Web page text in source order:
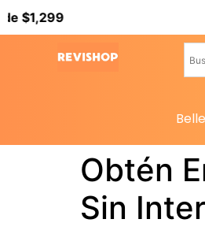
Obtén
Sin